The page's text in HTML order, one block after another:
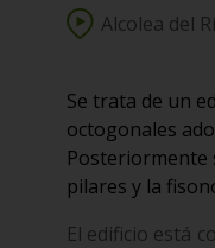
Alcolea del
Se trata de un
octogonales
Posteriormente
pilares y la
El edificio está